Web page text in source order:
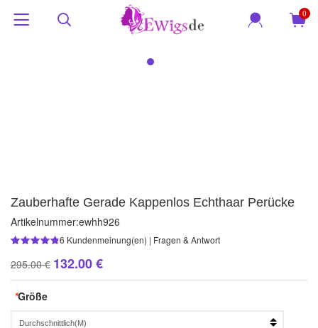
0
Zauberhafte Gerade Kappenlos Echthaar Perücke
Artikelnummer:ewhh926
6 Kundenmeinung(en) | Fragen & Antwort
295.00 € 132.00 €
*Größe